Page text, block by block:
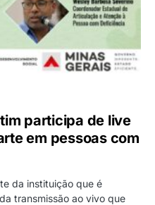
participa de live
em pessoas com
da instituição que é
transmissão ao vivo que